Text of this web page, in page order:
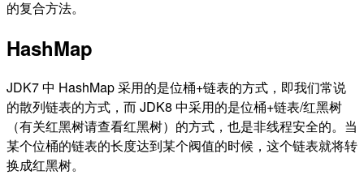
的复合方法。
HashMap
JDK7 中 HashMap 采用的是位桶+链表的方式，即我们常说
的散列链表的方式，而 JDK8 中采用的是位桶+链表/红黑树
（有关红黑树请查看红黑树）的方式，也是非线程安全的。当
某个位桶的链表的长度达到某个阀值的时候，这个链表就将转
换成红黑树。